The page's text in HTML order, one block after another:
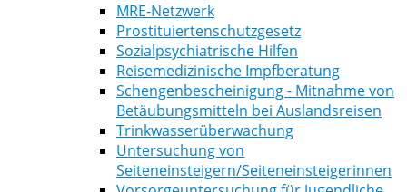
MRE-Netzwerk
Prostituiertenschutzgesetz
Sozialpsychiatrische Hilfen
Reisemedizinische Impfberatung
Schengenbescheinigung - Mitnahme von
Betäubungsmitteln bei Auslandsreisen
Trinkwasserüberwachung
Untersuchung von
Seiteneinsteigern/Seiteneinsteigerinnen